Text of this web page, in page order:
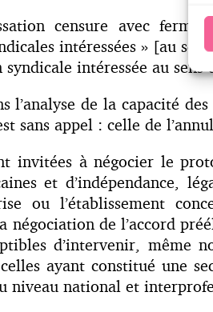
censure avec
intéressées » [au
intéressée au
l’analyse de la capacité
sans appel : celle de
invitées à négocier le
et d’indépendance,
ou l’établissement
négociation de l’accord
d’intervenir, même
ayant constitué une
niveau national et